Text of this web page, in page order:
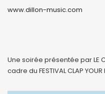
www.dillon-music.com
Une soirée présentée par LE
cadre du FESTIVAL CLAP YOUR